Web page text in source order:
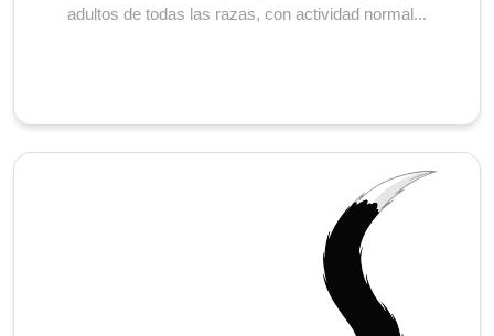
adultos de todas las razas, con actividad normal...